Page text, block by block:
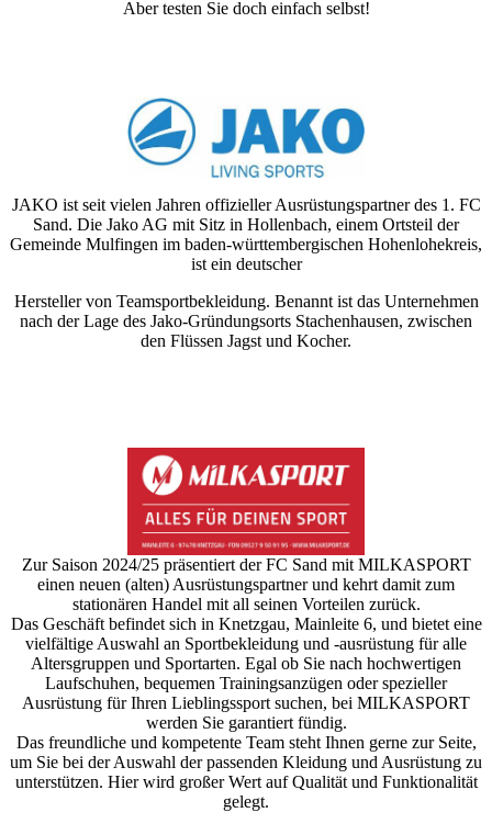
Aber testen Sie doch einfach selbst!
JAKO ist seit vielen Jahren offizieller Ausrüstungspartner des 1. FC
Sand. Die Jako AG mit Sitz in Hollenbach, einem Ortsteil der
Gemeinde Mulfingen im baden-württembergischen Hohenlohekreis,
ist ein deutscher
Hersteller von Teamsportbekleidung. Benannt ist das Unternehmen
nach der Lage des Jako-Gründungsorts Stachenhausen, zwischen
den Flüssen Jagst und Kocher.
Zur Saison 2024/25 präsentiert der FC Sand mit MILKASPORT
einen neuen (alten) Ausrüstungspartner und kehrt damit zum
stationären Handel mit all seinen Vorteilen zurück.
Das Geschäft befindet sich in Knetzgau, Mainleite 6, und bietet eine
vielfältige Auswahl an Sportbekleidung und -ausrüstung für alle
Altersgruppen und Sportarten. Egal ob Sie nach hochwertigen
Laufschuhen, bequemen Trainingsanzügen oder spezieller
Ausrüstung für Ihren Lieblingssport suchen, bei MILKASPORT
werden Sie garantiert fündig.
Das freundliche und kompetente Team steht Ihnen gerne zur Seite,
um Sie bei der Auswahl der passenden Kleidung und Ausrüstung zu
unterstützen. Hier wird großer Wert auf Qualität und Funktionalität
gelegt.